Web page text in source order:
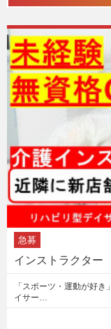
急募
インストラクタ
「スポーツ・運動が好
イサー…